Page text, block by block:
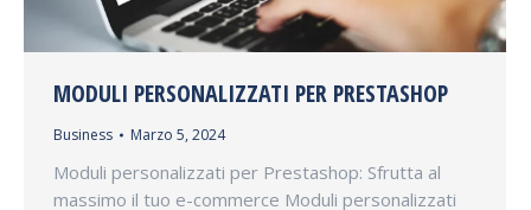
MODULI PERSONALIZZATI PER PRESTASHOP
Business Marzo 5, 2024
Moduli personalizzati per Prestashop: Sfrutta al
massimo il tuo e-commerce Moduli personalizzati